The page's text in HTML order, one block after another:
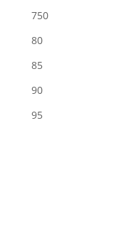
750
80
85
90
95